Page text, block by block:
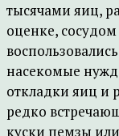
тысячами яиц,
оценке,
насекомые
откладки яиц и
редко
куски пемзы